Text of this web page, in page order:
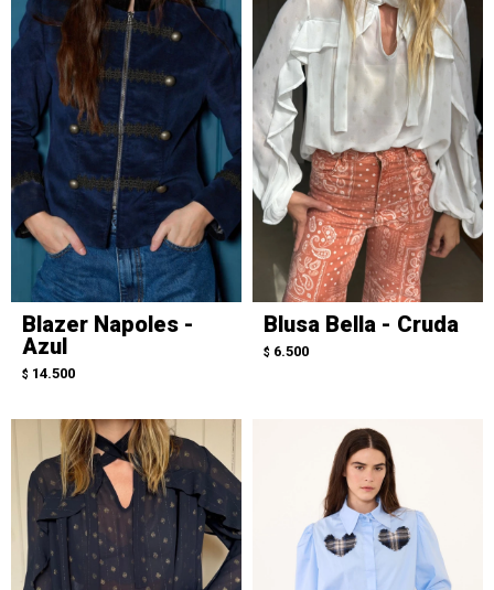
Blazer Napoles -
Azul
$ 14.500
Blusa Bella - Cruda
$ 6.500